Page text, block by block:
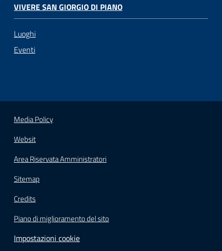
VIVERE SAN GIORGIO DI PIANO
Luoghi
Eventi
Media Policy
Websit
Area Riservata Amministratori
Sitemap
Credits
Piano di miglioramento del sito
Impostazioni cookie